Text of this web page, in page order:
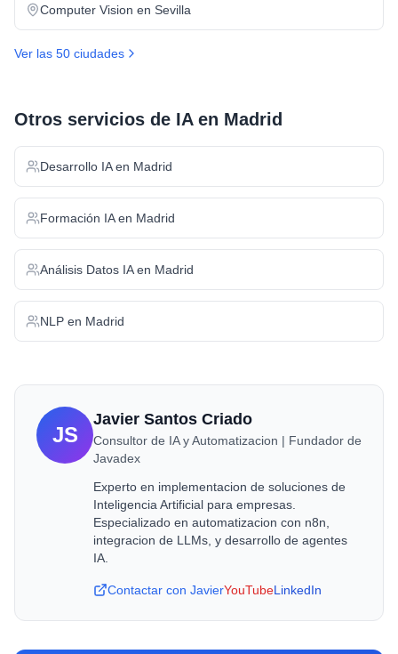
Computer Vision en Sevilla
Ver las 50 ciudades
Otros servicios de IA en Madrid
Desarrollo IAen Madrid
Formación IAen Madrid
Análisis Datos IAen Madrid
NLP en Madrid
JS
Javier Santos Criado
Consultor de IA y Automatizacion | Fundador de
Javadex
Experto en implementacion de soluciones de
Inteligencia Artificial para empresas.
Especializado en automatizacion con n8n,
integracion de LLMs, y desarrollo de agentes
IA.
Contactar con JavierYouTubeLinkedIn